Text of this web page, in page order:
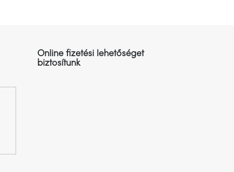
Online fizetési lehetőséget
biztosítunk